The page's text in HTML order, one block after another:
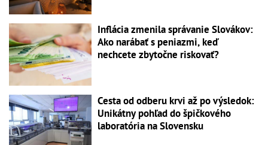
Inflácia zmenila správanie Slovákov:
Ako narábať s peniazmi, keď
nechcete zbytočne riskovať?
Cesta od odberu krvi až po výsledok:
Unikátny pohľad do špičkového
laboratória na Slovensku